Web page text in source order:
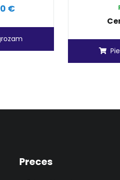
€
Preces